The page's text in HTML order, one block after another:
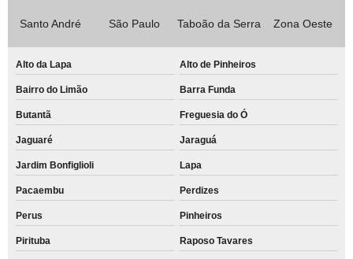
Santo André São Paulo Taboão da Serra Zona Oeste
Alto da Lapa Alto de Pinheiros
Bairro do Limão Barra Funda
Butantã Freguesia do Ó
Jaguaré Jaraguá
Jardim Bonfiglioli Lapa
Pacaembu Perdizes
Perus Pinheiros
Pirituba Raposo Tavares